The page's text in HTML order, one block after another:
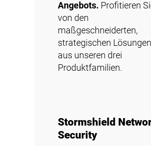
Angebots. Profitieren
von den
maßgeschneiderten,
strategischen Lösungen
aus unseren drei
Produktfamilien.
Stormshield
Security